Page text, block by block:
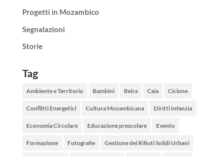
Progetti in Mozambico
Segnalazioni
Storie
Tag
Ambiente e Territorio Bambini Beira Caia Ciclone
Conflitti Energetici Cultura Mozambicana Diritti Infanzia
Economia Circolare Educazione prescolare Evento
Formazione Fotografie Gestione dei Rifiuti Solidi Urbani